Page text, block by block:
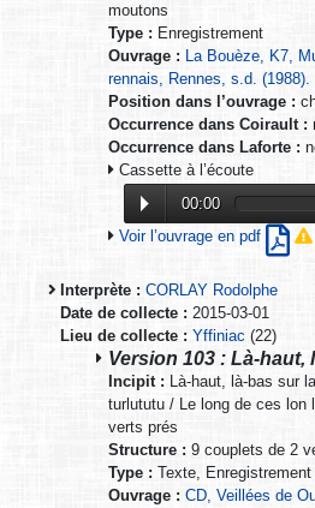
moutons
Type : Enregistrement
Ouvrage : La Bouèze, K7,
rennais, Rennes, s.d. (1988).
Position dans l’ouvrage :
Occurrence dans Coirault :
Occurrence dans Laforte :
Cassette à l’écoute
00:00
Voir l’ouvrage en pdf
Interprète : CORLAY Rodolphe
Date de collecte : 2015-03-01
Lieu de collecte : Yffiniac (22)
Version 103 : Là-
Incipit : Là-haut, là-bas sur
turlututu / Le long de ces lon
verts prés
Structure : 9 couplets de 2
Type : Texte, Enregistrement
Ouvrage : CD, Veillées de